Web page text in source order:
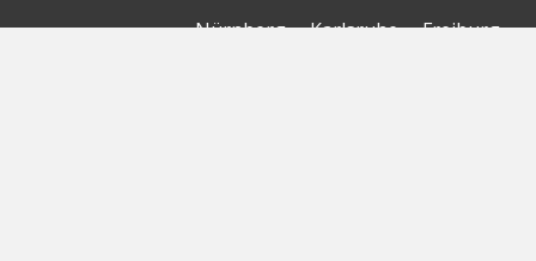
Nürnberg
Karlsruhe Freiburg